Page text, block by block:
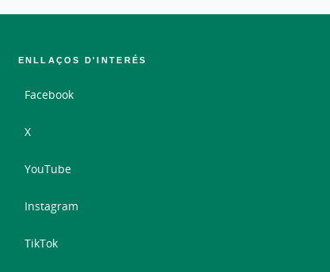
ENLLAÇOS D'INTERÉS
Facebook
X
YouTube
Instagram
TikTok